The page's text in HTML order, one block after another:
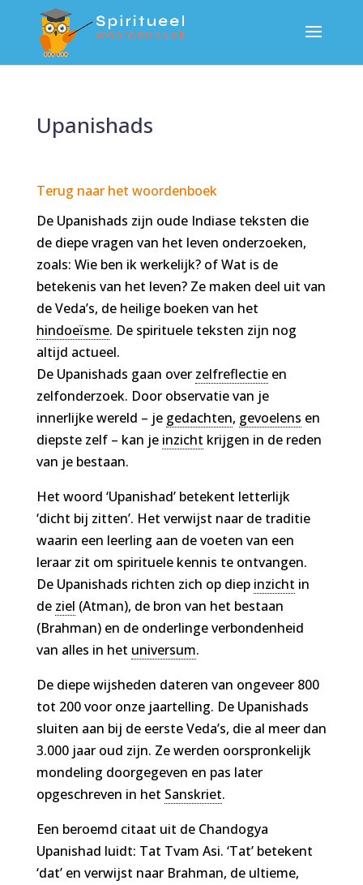
Upanishads
Terug naar het woordenboek
De Upanishads zijn oude Indiase teksten die
de diepe vragen van het leven onderzoeken,
zoals: Wie ben ik werkelijk? of Wat is de
betekenis van het leven? Ze maken deel uit van
de Veda’s, de heilige boeken van het
hindoeïsme. De spirituele teksten zijn nog
altijd actueel.
De Upanishads gaan over zelfreflectieen
zelfonderzoek. Door observatie van je
innerlijke wereld – je gedachten, gevoelens en
diepste zelf – kan je inzicht krijgen in de reden
van je bestaan.
Het woord ‘Upanishad’ betekent letterlijk
‘dicht bij zitten’. Het verwijst naar de traditie
waarin een leerling aan de voeten van een
leraar zit om spirituele kennis te ontvangen.
De Upanishads richten zich op diep inzicht in
de ziel (Atman), de bron van het bestaan
(Brahman) en de onderlinge verbondenheid
van alles in het universum.
De diepe wijsheden dateren van ongeveer 800
tot 200 voor onze jaartelling. De Upanishads
sluiten aan bij de eerste Veda’s, die al meer dan
3.000 jaar oud zijn. Ze werden oorspronkelijk
mondeling doorgegeven en pas later
opgeschreven in het Sanskriet.
Een beroemd citaat uit de Chandogya
Upanishad luidt: Tat Tvam Asi. ‘Tat’ betekent
‘dat’ en verwijst naar Brahman, de ultieme,